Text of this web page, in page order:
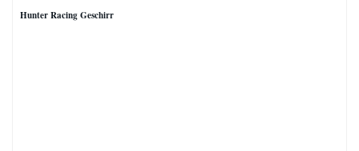
Hunter Racing Geschirr